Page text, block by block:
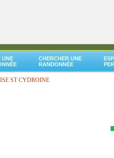
UNE
CHERCHER UNE
RANDONNÉE
ST CYDROINE